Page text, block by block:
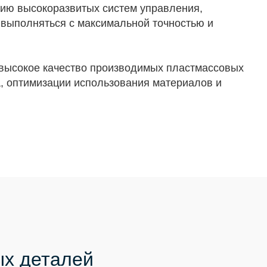
высокоразвитых систем управления,
с максимальной точностью и
качество производимых пластмассовых
использования материалов и
деталей